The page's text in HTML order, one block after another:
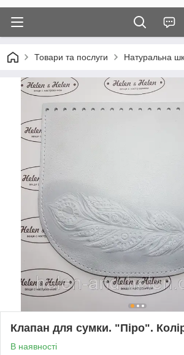
Товари та послуги Натуральна
Клапан для сумки. "Піро".
В наявності